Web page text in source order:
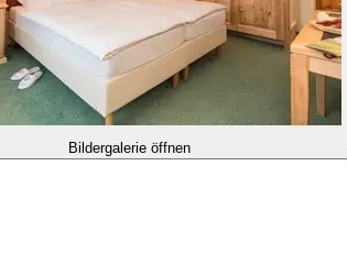
Bildergalerie öffnen